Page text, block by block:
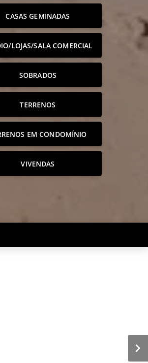
CASAS GEMINADAS
LOJAS/SALA COMERCIAL
SOBRADOS
TERRENOS
EM CONDOMÍNIO
VIVENDAS